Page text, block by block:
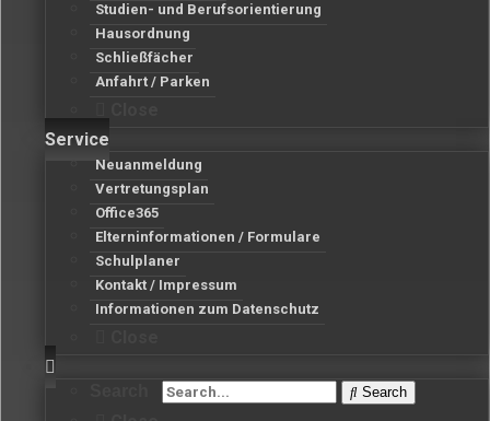
Studien- und Berufsorientierung
Hausordnung
Schließfächer
Anfahrt / Parken
Service
Neuanmeldung
Vertretungsplan
Office365
Elterninformationen / Formulare
Schulplaner
Kontakt / Impressum
Informationen zum Datenschutz
Search